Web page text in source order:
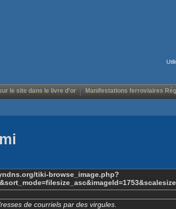
le site dans le livre d'or Manifestations ferroviaires
tiki-browse_image.php?
de courriels par des virgules.